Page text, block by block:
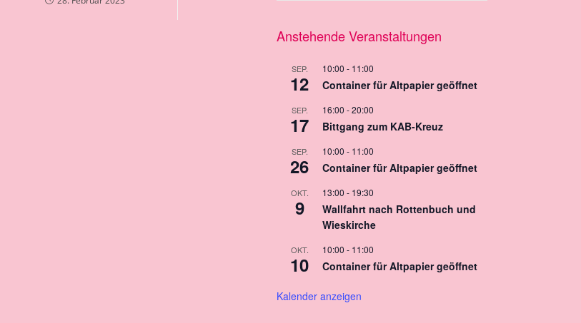
Anstehende Veranstaltungen
SEP.
12
10:00 - 11:00
Container für Altpapier geöffnet
SEP.
17
16:00 -20:00
Bittgang zum KAB-Kreuz
SEP.
26
10:00 - 11:00
Container für Altpapier geöffnet
OKT.
9
13:00 - 19:30
Wallfahrt nach Rottenbuch und
Wieskirche
OKT.
10
10:00 - 11:00
Container für Altpapier geöffnet
Kalender anzeigen